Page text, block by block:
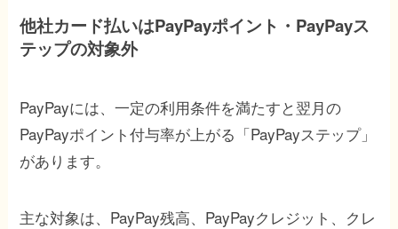
他社カード払いはPayPayポイント・PayPayス
テップの対象外
PayPayには、一定の利用条件を満たすと翌月の
PayPayポイント付与率が上がる「PayPayステップ」
があります。
主な対象は、PayPay残高、PayPayクレジット、クレ